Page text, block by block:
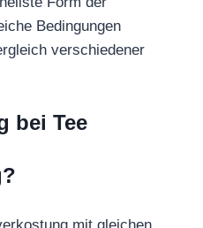
Bedingungen
verschiedener
bei Tee